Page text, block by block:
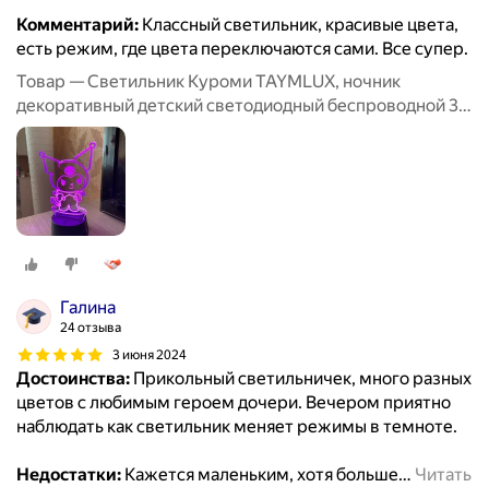
Комментарий: Классный светильник, красивые цвета,
есть режим, где цвета переключаются сами. Все супер.
Товар — Светильник Куроми TAYMLUX, ночник
декоративный детский светодиодный беспроводной 3д,
3d неоновый настольный на батарейках аниме 7 цветов
Галина
24 отзыва
3 июня 2024
Достоинства: Прикольный светильничек, много разных
цветов с любимым героем дочери. Вечером приятно
наблюдать как светильник меняет режимы в темноте.
Недостатки: Кажется маленьким, хотя больше… Читать